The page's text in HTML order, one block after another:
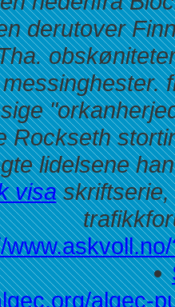
derutover
Rockseth
lidelsene
visaskriftserie,
algec-